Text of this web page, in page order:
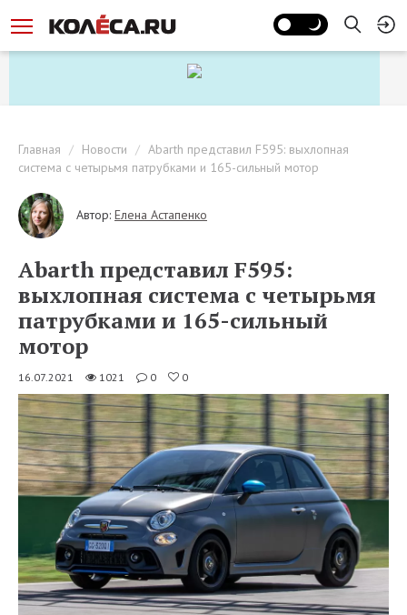
Главная Новости
Abarth представил F595: выхлопная
система с четырьмя патрубками и 165-сильный мотор
Автор: Елена Астапенко
Abarth представил F595:
выхлопная система с четырьмя
патрубками и 165-сильный
мотор
16.07.2021 1021 0 0